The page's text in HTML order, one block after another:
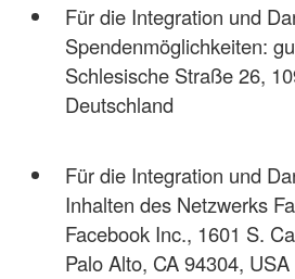
Für die Integration und
Spendenmöglichkeiten:
Schlesische Straße 26,
Deutschland
Für die Integration und
Inhalten des Netzwerks
Facebook Inc., 1601 S.
Palo Alto, CA 94304, USA